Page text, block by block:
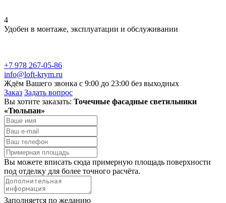
4
Удобен в монтаже, эксплуатации и обслуживании
+7 978 267-05-86
info@loft-krym.ru
Ждём Вашего звонка с 9:00 до 23:00 без выходных
Заказ Задать вопрос
Вы хотите заказать: Точечные фасадные светильники
«Тюльпан»
Вы можете вписать сюда примерную площадь поверхности
под отделку для более точного расчёта.
Заполняется по желанию